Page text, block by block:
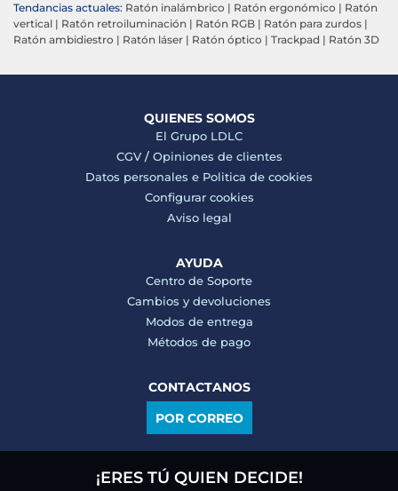
Tendancias actuales: Ratón inalámbrico | Ratón ergonómico | Ratón
vertical | Ratón retroiluminación | Ratón RGB | Ratón para zurdos |
Ratón ambidiestro | Ratón láser | Ratón óptico | Trackpad | Ratón 3D
QUIENES SOMOS
El Grupo LDLC
CGV/ Opiniones de clientes
Datos personales e Politica de cookies
Configurar cookies
Aviso legal
AYUDA
Centro de Soporte
Cambios y devoluciones
Modos de entrega
Métodos de pago
CONTACTANOS
POR CORREO
¡ERES TÚ QUIEN DECIDE!